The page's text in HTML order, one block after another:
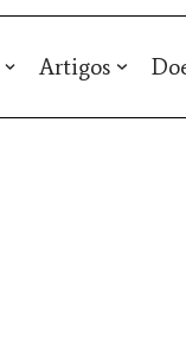
Artigos